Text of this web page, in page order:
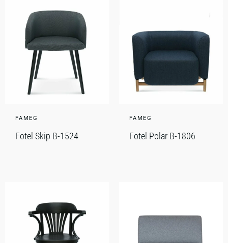
FAMEG
Fotel Skip B-1524
FAMEG
Fotel Polar B-1806